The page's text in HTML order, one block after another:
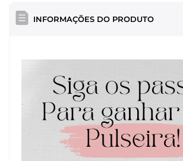
INFORMAÇÕES DO PRODUTO